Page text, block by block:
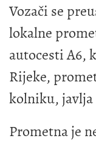
Vozači se
lokalne
autocesti A6,
Rijeke,
kolniku, javlja
Prometna je